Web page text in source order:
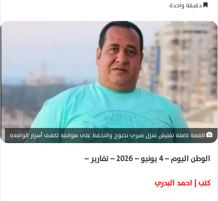
ر
د
ا
إ
ت
ر
و
ا
دقيقة واحدة
القصة كاملة تفتيش منزل صبري نخنوخ والتحفظ على هواتفه لكشف أسرار الواقعة
الوطن اليوم – 4 يونيو – 2026 – تقارير –
كتب | احمد البدري